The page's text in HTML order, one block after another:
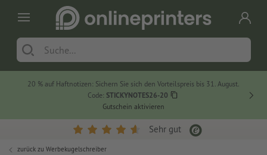
20 % auf Haftnotizen: Sichern Sie sich den Vorteilspreis bis 31. August.
Code: STICKYNOTES26-20
Gutschein aktivieren
Sehr gut
zurück zu Werbekugelschreiber